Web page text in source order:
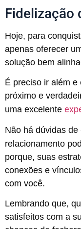
Fidelização
Hoje, para
apenas oferecer
solução bem
É preciso ir além
próximo e
uma excelente
Não há dúvidas
relacionamento
porque, suas
conexões e
com você.
Lembrando que,
satisfeitos com a